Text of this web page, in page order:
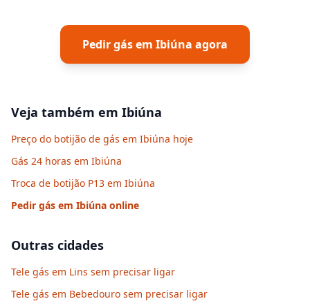
Pedir gás em Ibiúna agora
Veja também em Ibiúna
Preço do botijão de gás em Ibiúna hoje
Gás 24 horas em Ibiúna
Troca de botijão P13 em Ibiúna
Pedir gás em Ibiúna online
Outras cidades
Tele gás em Lins sem precisar ligar
Tele gás em Bebedouro sem precisar ligar